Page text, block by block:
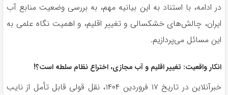
در ادامه، با استناد به این بیانیه مهم، به بررسی وضعیت منابع آب
ایران، چالش‌های خشکسالی و تغییر اقلیم، و اهمیت نگاه علمی به
این مسائل می‌پردازیم.
انکار واقعیت: تغییر اقلیم و آب مجازی، اختراع نظام سلطه است؟!
خبرآنلاین در تاریخ ۱۷ فروردین ۱۴۰۴، نقل قولی قابل تأمل از نایب